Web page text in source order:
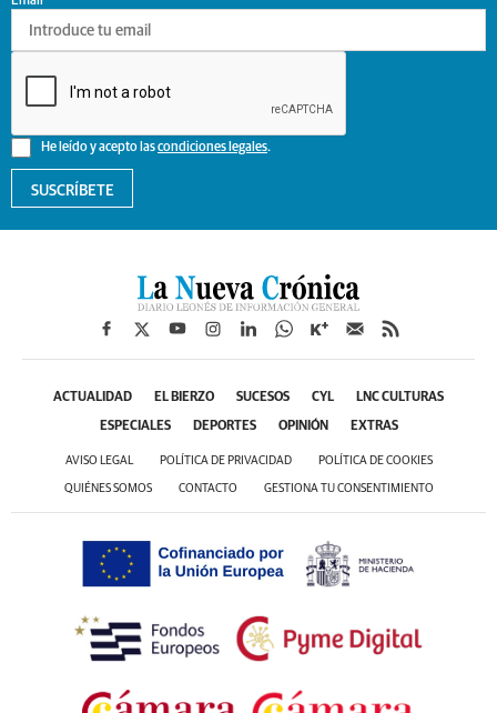
He leído y acepto lascondiciones legales.
SUSCRÍBETE
ACTUALIDAD EL BIERZO SUCESOS CYL LNC CULTURAS
ESPECIALES DEPORTES OPINIÓN EXTRAS
AVISO LEGAL POLÍTICA DE PRIVACIDAD POLÍTICA DE COOKIES
QUIÉNES SOMOS CONTACTO GESTIONA TU CONSENTIMIENTO